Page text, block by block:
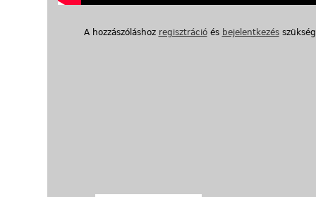
A hozzászóláshoz regisztrációés bejelentkezés